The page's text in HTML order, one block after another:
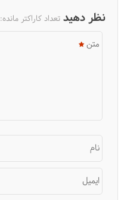
نظر دهید تعداد کاراکتر مانده:
متن
نام
ایمیل